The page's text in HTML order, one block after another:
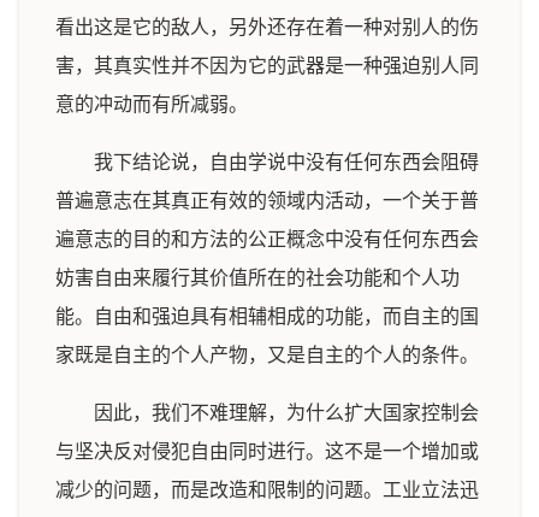
看出这是它的敌人，另外还存在着一种对别人的伤
害，其真实性并不因为它的武器是一种强迫别人同
意的冲动而有所减弱。
我下结论说，自由学说中没有任何东西会阻碍
普遍意志在其真正有效的领域内活动，一个关于普
遍意志的目的和方法的公正概念中没有任何东西会
妨害自由来履行其价值所在的社会功能和个人功
能。自由和强迫具有相辅相成的功能，而自主的国
家既是自主的个人产物，又是自主的个人的条件。
因此，我们不难理解，为什么扩大国家控制会
与坚决反对侵犯自由同时进行。这不是一个增加或
减少的问题，而是改造和限制的问题。工业立法迅